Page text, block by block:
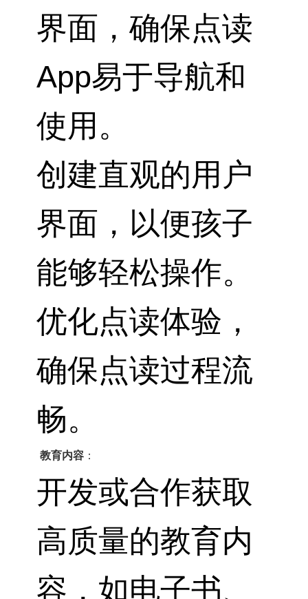
界面，确保点读
App易于导航和
使用。
创建直观的用户
界面，以便孩子
能够轻松操作。
优化点读体验，
确保点读过程流
畅。
教育内容：
开发或合作获取
高质量的教育内
容，如电子书、